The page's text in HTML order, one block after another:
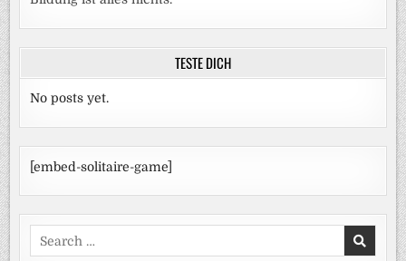
TESTE DICH
No posts yet.
[embed-solitaire-game]
Search
for: